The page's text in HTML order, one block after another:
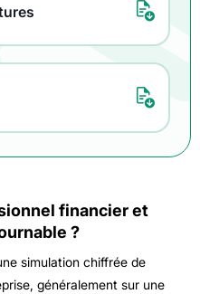
financier et
?
simulation chiffrée de
généralement sur une